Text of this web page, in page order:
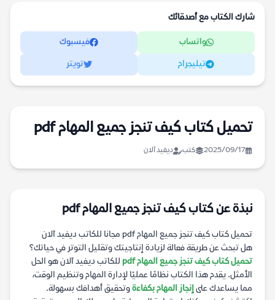
شارك الكتاب مع أصدقائك
واتساب فيسبوك
تيليجرام تويتر
تحميل كتاب كيف تنجز جميع المهام pdf
2025/09/17 كتب ديفيد آلان
نبذة عن كتاب كيف تنجز جميع المهام pdf
تحميل كتاب كيف تنجز جميع المهام pdf مجانا للكاتب ديفيد آلان
هل تبحث عن طريقة فعالة لزيادة إنتاجيتك وتقليل التوتر في حياتك؟
تحميل كتاب كيف تنجز جميع المهام pdf
للكاتب ديفيد آلان هو الحل
الأمثل. يقدم هذا الكتاب نظامًا عمليًا لإدارة المهام وتنظيم الوقت،
مما يساعدك على إنجاز المهام بكفاءةوتحقيق أهدافك بسهولة.